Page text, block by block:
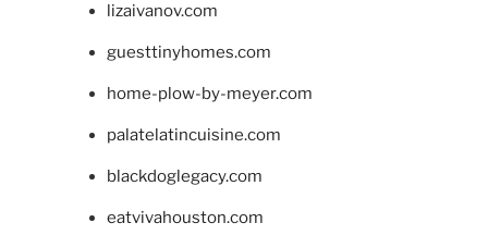
lizaivanov.com
guesttinyhomes.com
home-plow-by-meyer.com
palatelatincuisine.com
blackdoglegacy.com
eatvivahouston.com